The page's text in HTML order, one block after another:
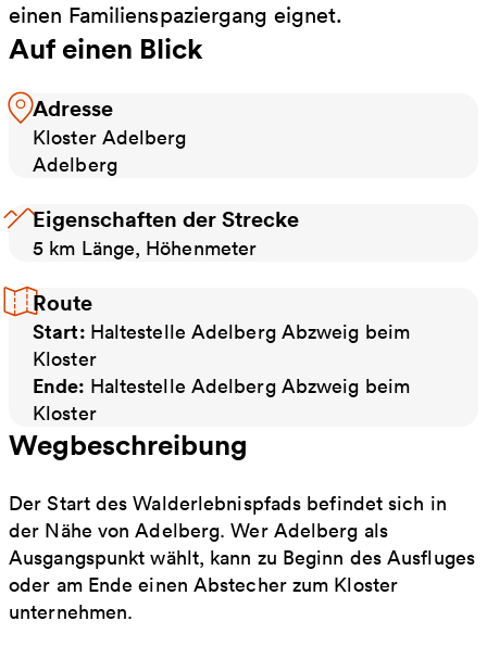
einen Familienspaziergang eignet.
Auf einen Blick
Adresse
Kloster Adelberg
Adelberg
Eigenschaften der Strecke
5 km Länge, Höhenmeter
Route
Start: Haltestelle Adelberg Abzweig beim
Kloster
Ende: Haltestelle Adelberg Abzweig beim
Kloster
Wegbeschreibung
Der Start des Walderlebnispfads befindet sich in
der Nähe von Adelberg. Wer Adelberg als
Ausgangspunkt wählt, kann zu Beginn des Ausfluges
oder am Ende einen Abstecher zum Kloster
unternehmen.